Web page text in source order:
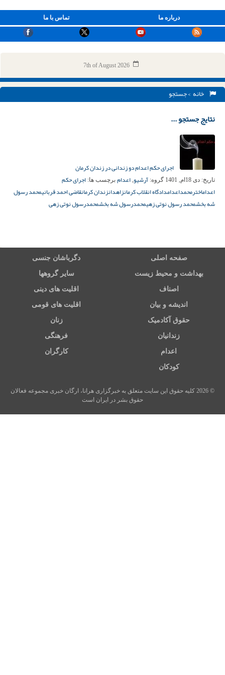
تماس با ما درباره ما
7th of August 2026
خانه > جستجو
نتایج جستجو ...
اجرای حکم اعدام دو زندانی در زندان کرمان
تاریخ: دی 18ام, 1401 گروه: آرشیو, اعدام برچسب ها: اجرای حکم
اعداماخترمحمداعدامدادگاه انقلاب کرمانزاهدانزندان کرمانقاضی احمد قربانیمحمد رسول
شه بخشمحمد رسول نوتی زهیمحمدرسول شه بخشمحمدرسول نوتی زهی
صفحه اصلی دگرباشان جنسی
بهداشت و محیط زیست سایر گروهها
اصناف اقلیت های دینی
اندیشه و بیان اقلیت های قومی
حقوق آکادمیک زنان
زندانیان فرهنگی
اعدام کارگران
کودکان
© 2026 کلیه حقوق این سایت متعلق به خبرگزاری هرانا، ارگان خبری مجموعه فعالان
حقوق بشر در ایران است